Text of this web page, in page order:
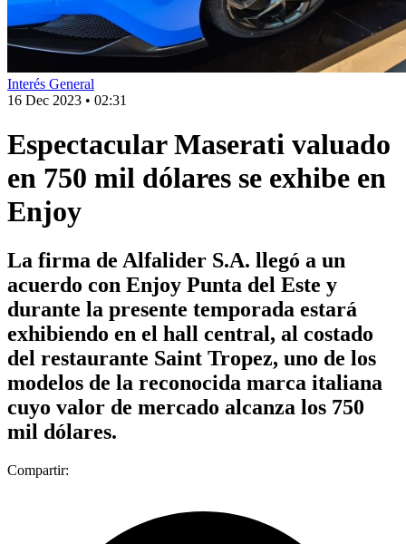
Interés General
16 Dec 2023 • 02:31
Espectacular Maserati valuado
en 750 mil dólares se exhibe en
Enjoy
La firma de Alfalider S.A. llegó a un
acuerdo con Enjoy Punta del Este y
durante la presente temporada estará
exhibiendo en el hall central, al costado
del restaurante Saint Tropez, uno de los
modelos de la reconocida marca italiana
cuyo valor de mercado alcanza los 750
mil dólares.
Compartir: